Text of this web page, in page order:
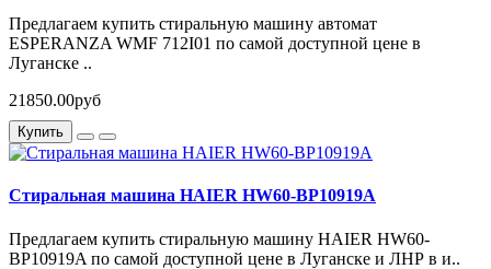
Предлагаем купить стиральную машину автомат
ESPERANZA WMF 712I01 по самой доступной цене в
Луганске ..
21850.00руб
Купить
Стиральная машина HAIER HW60-BP10919A
Предлагаем купить стиральную машину HAIER HW60-
BP10919A по самой доступной цене в Луганске и ЛНР в и..